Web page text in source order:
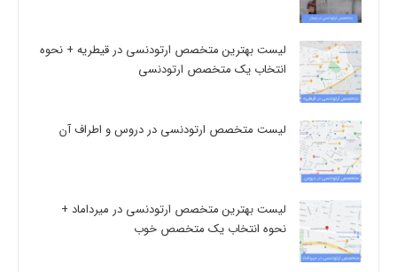
لیست بهترین متخصص ارتودنسی در قیطریه + نحوه
انتخاب یک متخصص ارتودنسی
لیست متخصص ارتودنسی در دروس و اطراف آن
لیست بهترین متخصص ارتودنسی در میرداماد +
نحوه انتخاب یک متخصص خوب